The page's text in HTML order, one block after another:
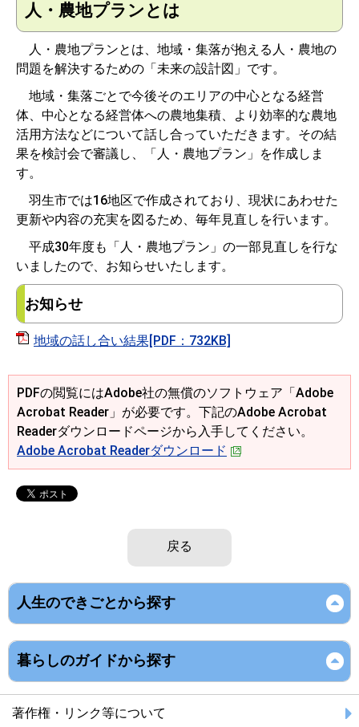
人・農地プランとは
人・農地プランとは、地域・集落が抱える人・農地の
問題を解決するための「未来の設計図」です。
地域・集落ごとで今後そのエリアの中心となる経営
体、中心となる経営体への農地集積、より効率的な農地
活用方法などについて話し合っていただきます。その結
果を検討会で審議し、「人・農地プラン」を作成しま
す。
羽生市では16地区で作成されており、現状にあわせた
更新や内容の充実を図るため、毎年見直しを行います。
平成30年度も「人・農地プラン」の一部見直しを行な
いましたので、お知らせいたします。
お知らせ
地域の話し合い結果[PDF：732KB]
PDFの閲覧にはAdobe社の無償のソフトウェア「Adobe
Acrobat Reader」が必要です。下記のAdobe Acrobat
Readerダウンロードページから入手してください。
Adobe Acrobat Readerダウンロード
戻る
人生のできごとから探す
暮らしのガイドから探す
著作権・リンク等について